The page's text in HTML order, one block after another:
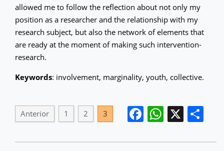
allowed me to follow the reflection about not only my
position as a researcher and the relationship with my
research subject, but also the network of elements that
are ready at the moment of making such intervention-
research.
Keywords: involvement, marginality, youth, collective.
Facebook
X
Anterior 1 2 3